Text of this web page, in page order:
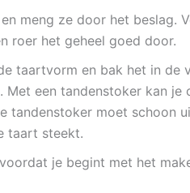
meng ze door het beslag.
roer het geheel goed door.
taartvorm en bak het in de
Met een tandenstoker kan je
tandenstoker moet schoon
taart steekt.
je begint met het